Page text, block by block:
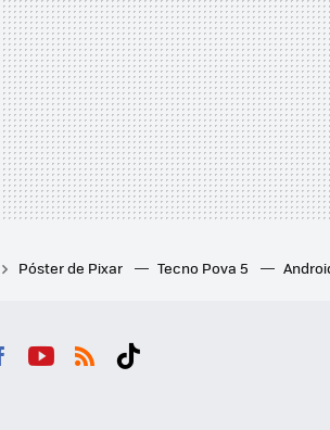
Póster de Pixar Tecno Pova 5